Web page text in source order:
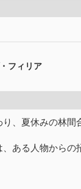
フィリア
、夏休みの林間
ある人物からの